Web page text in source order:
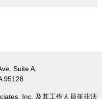
Suite A.
95128
Inc. 及其工作人員並非法